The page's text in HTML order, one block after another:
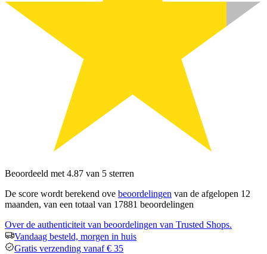
Beoordeeld met 4.87 van 5 sterren
De score wordt berekend ove beoordelingen van de afgelopen 12
maanden, van een totaal van 17881 beoordelingen
Over de authenticiteit van beoordelingen van Trusted Shops.
Vandaag besteld, morgen in huis
Gratis verzending vanaf € 35